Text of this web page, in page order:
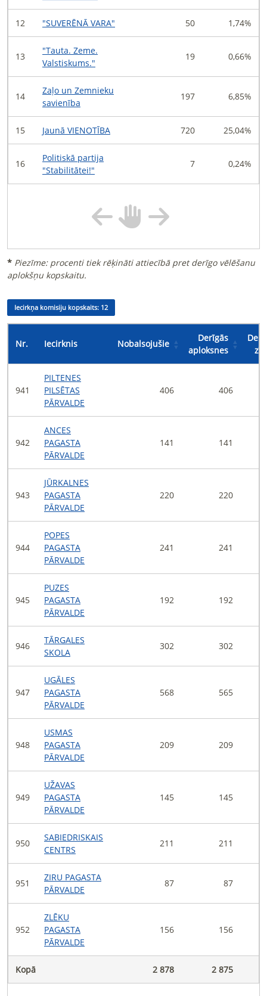
12 "SUVERĒNĀ VARA" 50 1,74%
13
"Tauta. Zeme.
Valstiskums."
19 0,66%
14
Zaļo un Zemnieku
savienība
197 6,85%
15 Jaunā VIENOTĪBA 720 25,04%
16
Politiskā partija
"Stabilitātei!"
7 0,24%
* Piezīme: procenti tiek rēķināti attiecībā pret derīgo vēlēšanu
aplokšņu kopskaitu.
Iecirkņa komisiju kopskaits: 12
Nr. Iecirknis Nobalsojušie
Derīgās
aploksnes
941
PILTENES
PILSĒTAS
PĀRVALDE
406 406
942
ANCES
PAGASTA
PĀRVALDE
141 141
943
JŪRKALNES
PAGASTA
PĀRVALDE
220 220
944
POPES
PAGASTA
PĀRVALDE
241 241
945
PUZES
PAGASTA
PĀRVALDE
192 192
946
TĀRGALES
SKOLA
302 302
947
UGĀLES
PAGASTA
PĀRVALDE
568 565
948
USMAS
PAGASTA
PĀRVALDE
209 209
949
UŽAVAS
PAGASTA
PĀRVALDE
145 145
950
SABIEDRISKAIS
CENTRS
211 211
951
ZIRU PAGASTA
PĀRVALDE
87 87
952
ZLĒKU
PAGASTA
PĀRVALDE
156 156
Kopā 2 878 2 875